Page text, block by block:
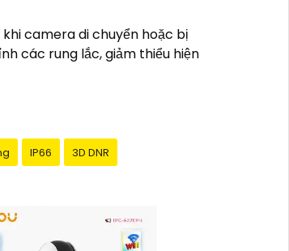
camera di chuyển hoặc bị
các rung lắc, giảm thiểu hiện
IP66 3D DNR